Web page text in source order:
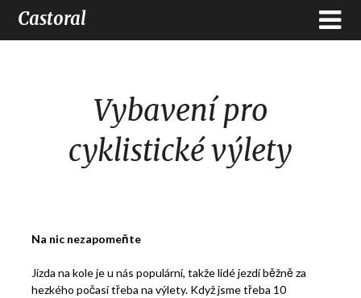
Castoral
Vybavení pro
cyklistické výlety
Na nic nezapomeňte
Jízda na kole je u nás populární, takže lidé jezdí běžně za
hezkého počasí třeba na výlety. Když jsme třeba 10